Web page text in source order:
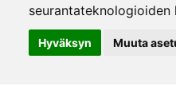
seurantateknologioiden
Hyväksyn Muuta